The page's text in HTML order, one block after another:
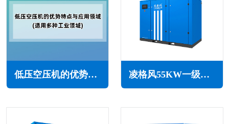
低压空压机的优势特点与应用领域(适用多种工业领域) 凌格风55KW一级能效永磁变频空压机LCH系列